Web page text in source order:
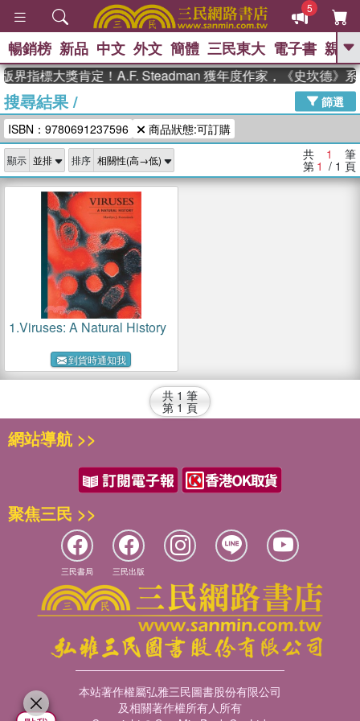
5
GO
The Odyssey 、
父親節 、 如果歷史是一群喵 、 暑期
推薦 、 國際布克獎 臺灣漫遊錄
念華 、 台灣的李登輝時代 、 數學女
孩：黎曼猜想
偉大的迷走神經
暢銷榜 新品 中文 外文 簡體 三民東大 電子書 親子
界指標大獎肯定！A.F. Steadman 獲年度作家，《史坎德》
搜尋結果/
篩選
ISBN：9780691237596
商品狀態:可訂購
顯示 排序 共 1 筆
第 1 / 1 頁
1.Viruses: A Natural History
到貨時通知我
共 1 筆
第 1 頁
網站導航 >>
聚焦三民 >>
三民書局 三民出版
本站著作權屬弘雅三民圖書股份有限公司
及相關著作權所有人所有